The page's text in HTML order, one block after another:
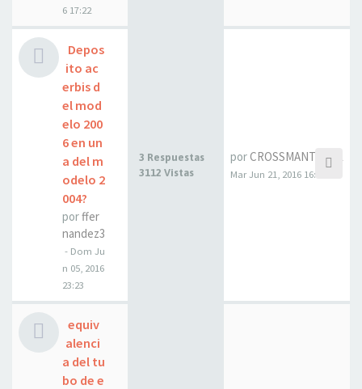
6 17:22
Depos
ito ac
erbis d
el mod
elo 200
6 en un
a del m
odelo 2
004?
porffer
nandez3
- Dom Ju
n 05, 2016
23:23
3 Respuestas
3112 Vistas
porCROSSMANTOTAL
Mar Jun 21, 2016 16:12
equiv
alenci
a del tu
bo de e